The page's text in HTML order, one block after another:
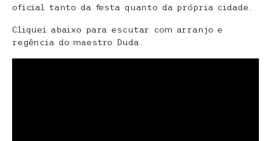
oficial tanto da festa quanto da própria cidade.
Cliquei abaixo para escutar com arranjo e
regência do maestro Duda.